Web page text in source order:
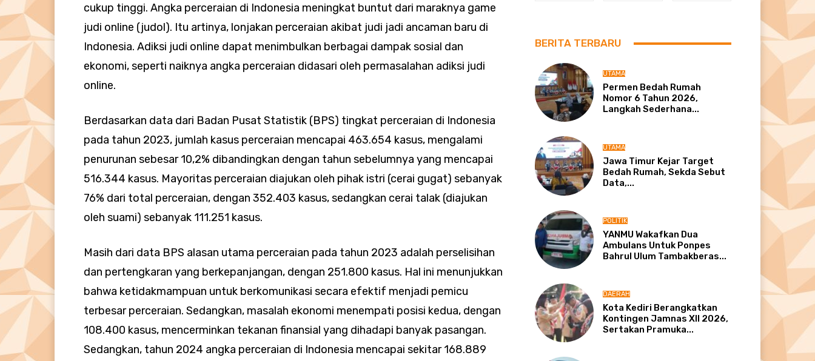
cukup tinggi. Angka perceraian di Indonesia meningkat buntut dari maraknya game
judi online (judol). Itu artinya, lonjakan perceraian akibat judi jadi ancaman baru di
Indonesia. Adiksi judi online dapat menimbulkan berbagai dampak sosial dan
ekonomi, seperti naiknya angka perceraian didasari oleh permasalahan adiksi judi
online.
Berdasarkan data dari Badan Pusat Statistik (BPS) tingkat perceraian di Indonesia
pada tahun 2023, jumlah kasus perceraian mencapai 463.654 kasus, mengalami
penurunan sebesar 10,2% dibandingkan dengan tahun sebelumnya yang mencapai
516.344 kasus. Mayoritas perceraian diajukan oleh pihak istri (cerai gugat) sebanyak
76% dari total perceraian, dengan 352.403 kasus, sedangkan cerai talak (diajukan
oleh suami) sebanyak 111.251 kasus.
Masih dari data BPS alasan utama perceraian pada tahun 2023 adalah perselisihan
dan pertengkaran yang berkepanjangan, dengan 251.800 kasus. Hal ini menunjukkan
bahwa ketidakmampuan untuk berkomunikasi secara efektif menjadi pemicu
terbesar perceraian. Sedangkan, masalah ekonomi menempati posisi kedua, dengan
108.400 kasus, mencerminkan tekanan finansial yang dihadapi banyak pasangan.
Sedangkan, tahun 2024 angka perceraian di Indonesia mencapai sekitar 168.889
BERITA TERBARU
UTAMA
Permen Bedah Rumah
Nomor 6 Tahun 2026,
Langkah Sederhana...
UTAMA
Jawa Timur Kejar Target
Bedah Rumah, Sekda Sebut
Data,...
POLITIK
YANMU Wakafkan Dua
Ambulans Untuk Ponpes
Bahrul Ulum Tambakberas...
DAERAH
Kota Kediri Berangkatkan
Kontingen Jamnas XII 2026,
Sertakan Pramuka...